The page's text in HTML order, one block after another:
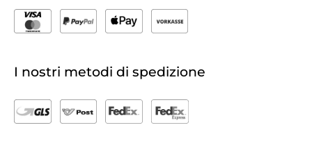
I nostri metodi di spedizione